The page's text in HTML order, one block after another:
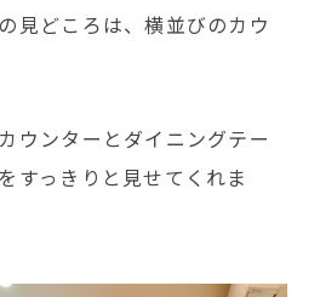
見どころは、横並びのカウ
ウンターとダイニングテー
すっきりと見せてくれま